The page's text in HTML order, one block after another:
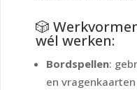
🎲
wél werken:
Bordspellen:
en